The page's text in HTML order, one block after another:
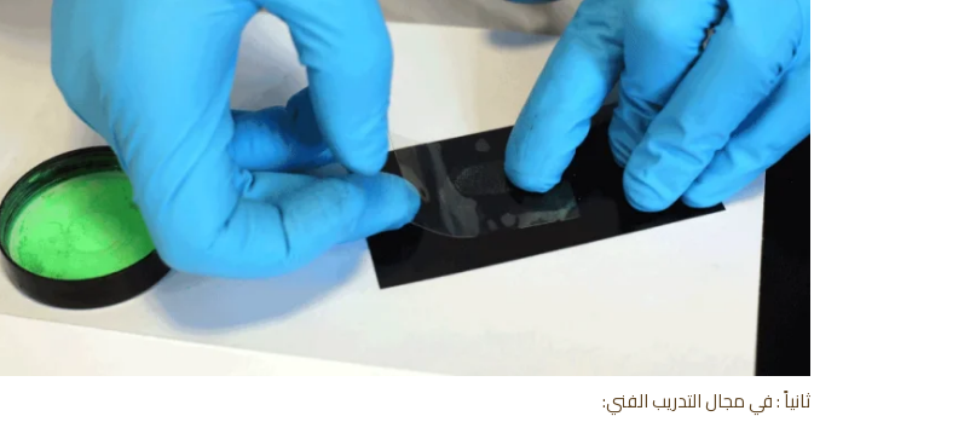
ثانياً : في مجال التدريب الفني: